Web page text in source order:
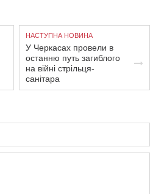
НАСТУПНА НОВИНА
У Черкасах провели в
останню путь загиблого
на війні стрільця-
санітара